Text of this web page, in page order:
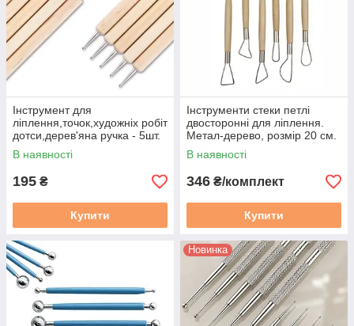
Інструмент для
ліплення,точок,художніх робіт
дотси,дерев'яна ручка - 5шт.
В наявності
195 ₴
Купити
Інструменти стеки петлі
двосторонні для ліплення.
Метал-дерево, розмір 20 см.
6 шт.
В наявності
346 ₴/комплект
Купити
Новинка